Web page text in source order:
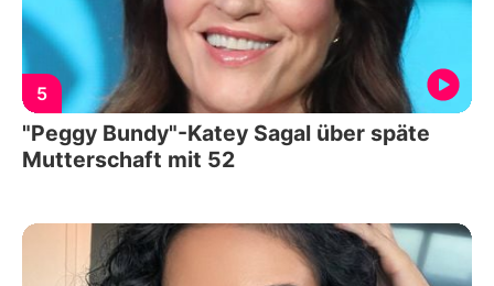
5
"Peggy Bundy"-Katey Sagal über späte
Mutterschaft mit 52